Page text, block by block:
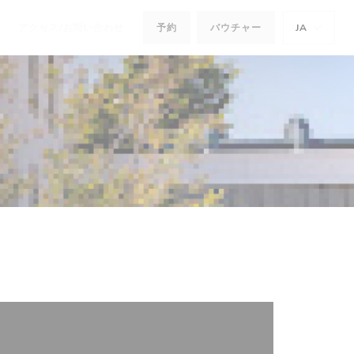
予約 バウチャー JA